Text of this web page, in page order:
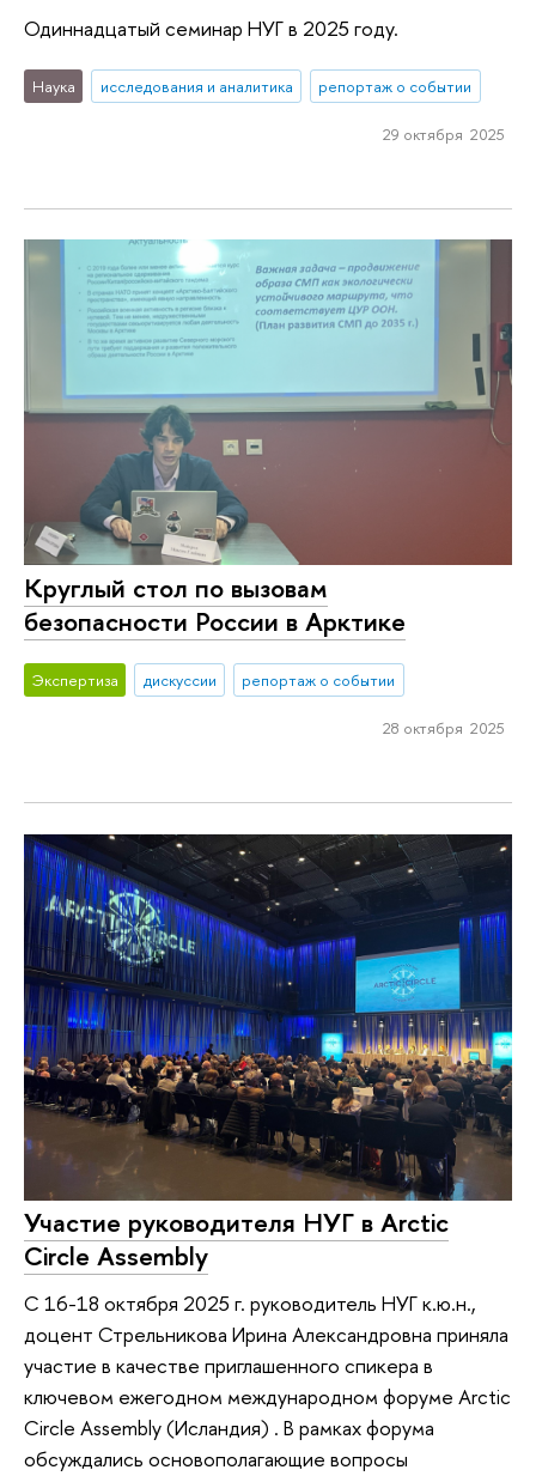
Одиннадцатый семинар НУГ в 2025 году.
Наука исследования и аналитика репортаж о событии
29 октября 2025
Круглый стол по вызовам
безопасности России в Арктике
Экспертиза дискуссии репортаж о событии
28 октября 2025
Участие руководителя НУГ в Arctic
Circle Assembly
С 16-18 октября 2025 г. руководитель НУГ к.ю.н.,
доцент Стрельникова Ирина Александровна приняла
участие в качестве приглашенного спикера в
ключевом ежегодном международном форуме Arctic
Circle Assembly (Исландия) . В рамках форума
обсуждались основополагающие вопросы